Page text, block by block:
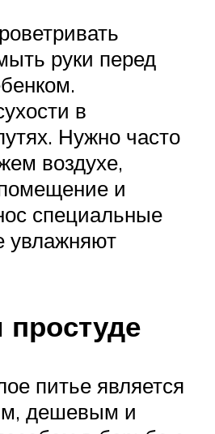
руки перед
в
Нужно часто
воздухе,
и
специальные
увлажняют
питье является
дешевым и